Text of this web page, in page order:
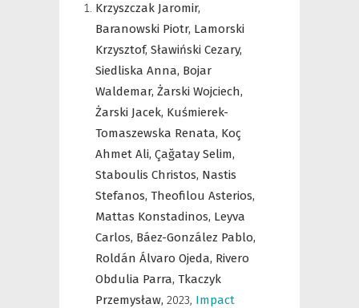
Krzyszczak Jaromir,
Baranowski Piotr, Lamorski
Krzysztof, Sławiński Cezary,
Siedliska Anna, Bojar
Waldemar, Żarski Wojciech,
Żarski Jacek, Kuśmierek-
Tomaszewska Renata, Koç
Ahmet Ali, Çağatay Selim,
Staboulis Christos, Nastis
Stefanos, Theofilou Asterios,
Mattas Konstadinos, Leyva
Carlos, Báez-González Pablo,
Roldán Álvaro Ojeda, Rivero
Obdulia Parra, Tkaczyk
Przemysław, 2023, Impact